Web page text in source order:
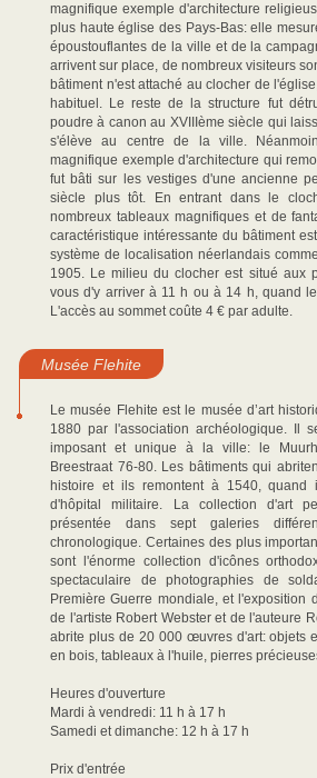
magnifique exemple d'architecture
plus haute église des Pays-Bas: elle
époustouflantes de la ville et de la
arrivent sur place, de nombreux visiteurs
bâtiment n'est attaché au clocher de
habituel. Le reste de la structure fut
poudre à canon au XVIIIème siècle qui
s'élève au centre de la ville.
magnifique exemple d'architecture qui
fut bâti sur les vestiges d'une ancienne
siècle plus tôt. En entrant dans le
nombreux tableaux magnifiques et de
caractéristique intéressante du bâtiment
système de localisation néerlandais
1905. Le milieu du clocher est situé aux
vous d'y arriver à 11 h ou à 14 h, quand
L'accès au sommet coûte 4 € par adulte.
Musée Flehite
Le musée Flehite est le musée d’art
1880 par l'association archéologique. Il
imposant et unique à la ville: le
Breestraat 76-80. Les bâtiments qui
histoire et ils remontent à 1540, quand
d'hôpital militaire. La collection d'art
présentée dans sept galeries
chronologique. Certaines des plus
sont l'énorme collection d'icônes
spectaculaire de photographies de
Première Guerre mondiale, et l'exposition
de l'artiste Robert Webster et de l'auteure
abrite plus de 20 000 œuvres d'art: objets
en bois, tableaux à l'huile, pierres
Heures d'ouverture
Mardi à vendredi: 11 h à 17 h
Samedi et dimanche: 12 h à 17 h
Prix d'entrée